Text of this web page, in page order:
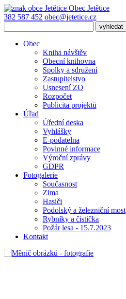
Obec Jetětice
382 587 452 obec@jetetice.cz
Obec
Kniha návštěv
Obecní knihovna
Spolky a sdružení
Zastupitelstvo
Usnesení ZO
Rozpočet
Publicita projektů
Úřad
Úřední deska
Vyhlášky
E-podatelna
Povinné informace
Výroční zprávy
GDPR
Fotogalerie
Současnost
Zima
Hasiči
Podolský a železniční most
Rybníky a čistička
Požár lesa - 15.7.2023
Kontakt